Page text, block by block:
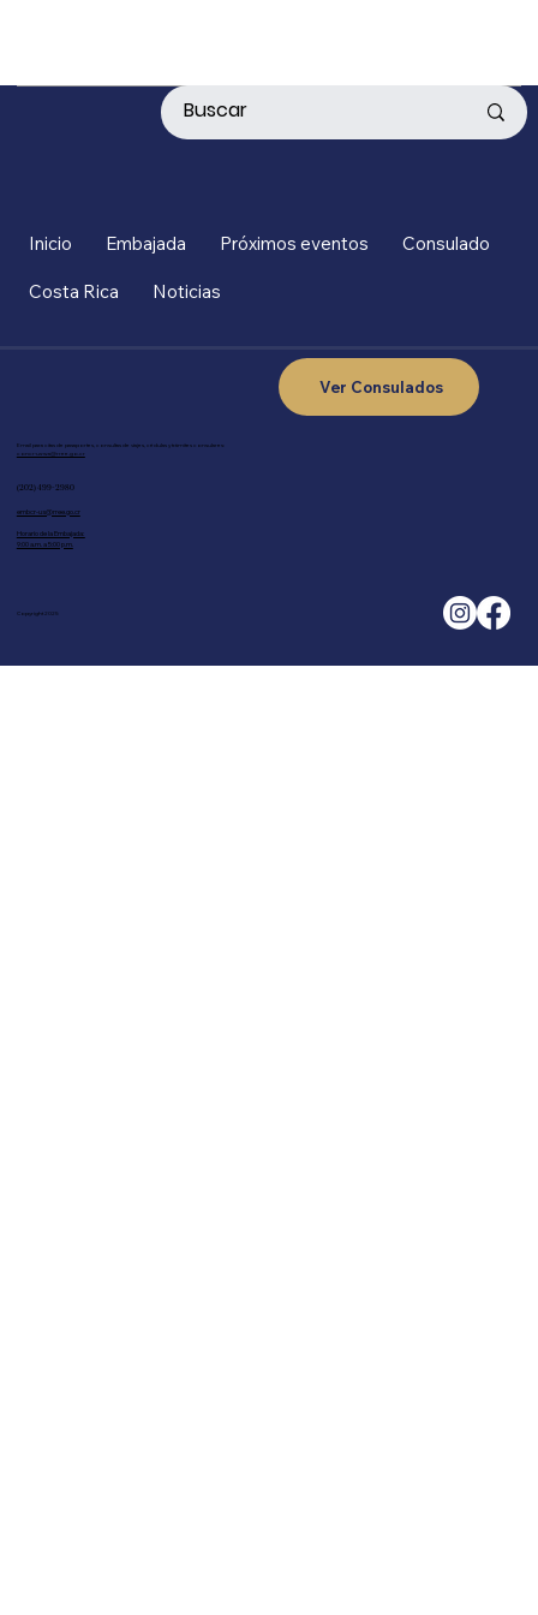
Email para citas de pasaportes, consultas de viajes, cédulas y trámites consulares:
concr-us-wa@rree.go.cr
(202) 499-2980
embcr-us@rree.go.cr
Horario de la Embajada:
9:00 a.m. a 5:00 p.m.
Ver Consulados
Copyright 2025
Inicio Embajada Próximos eventos Consulado
Costa Rica Noticias